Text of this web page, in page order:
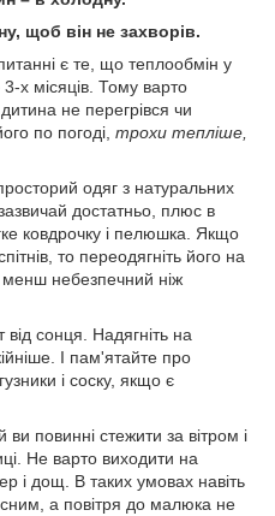
щоб він не захворів.
є те, що теплообмін у
х місяців. Тому варто
не перегрівся чи
по погоді, трохи тепліше,
одяг з натуральних
достатньо, плюс в
ковдрочку і пелюшка. Якщо
то переодягніть його на
менш небезпечний ніж
сонця. Надягніть на
І пам'ятайте про
і соску, якщо є
повинні стежити за вітром і
Не варто виходити на
і дощ. В таких умовах навіть
а повітря до малюка не